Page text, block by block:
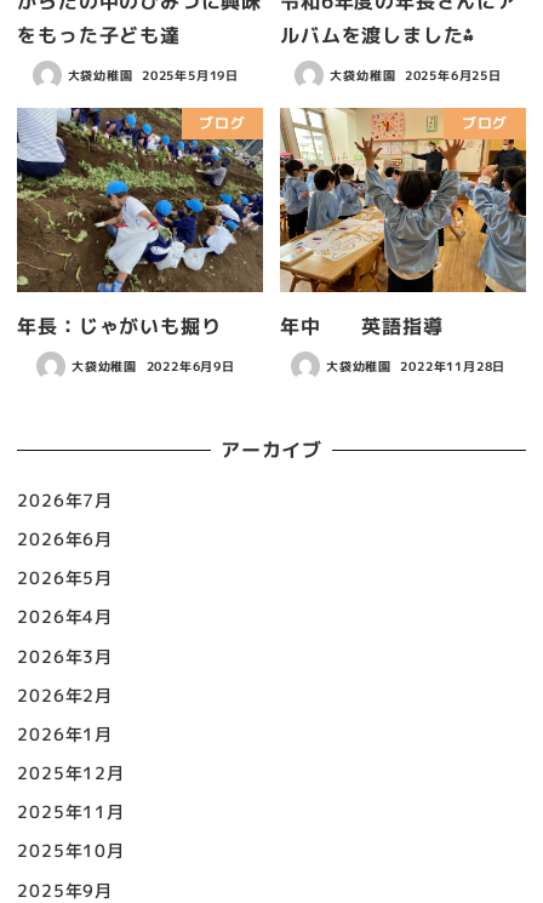
をもった子ども達
大袋幼稚園 2025年5月19日
ルバムを渡しました⁂
大袋幼稚園 2025年6月25日
ブログ
年長：じゃがいも掘り
大袋幼稚園 2022年6月9日
ブログ
年中 英語指導
大袋幼稚園 2022年11月28日
アーカイブ
2026年7月
2026年6月
2026年5月
2026年4月
2026年3月
2026年2月
2026年1月
2025年12月
2025年11月
2025年10月
2025年9月